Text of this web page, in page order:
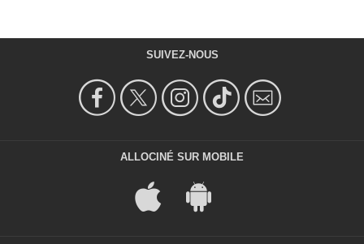
SUIVEZ-NOUS
ALLOCINÉ SUR MOBILE